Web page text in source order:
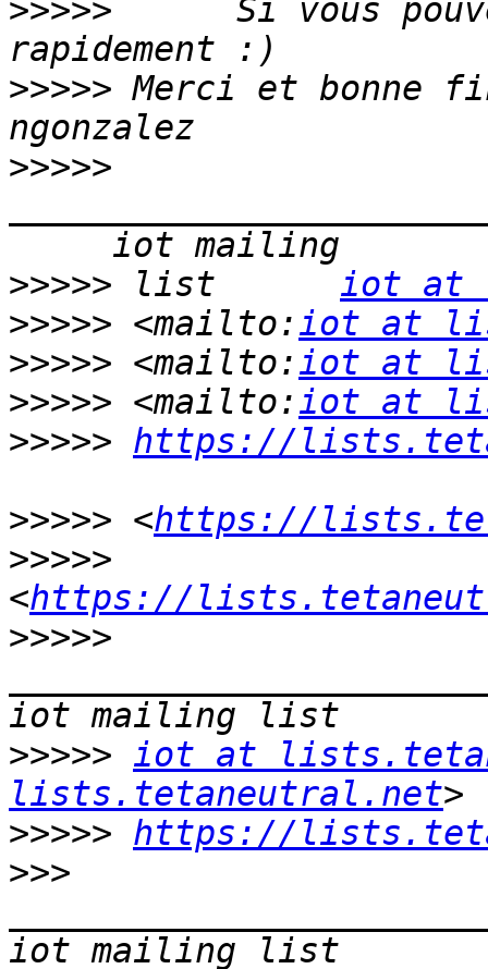
>>>>> Si vous pouvez
>>>>> Merci et
>>>>>
>>>>> list iot at
>>>>> <mailto:iot at
>>>>> <mailto:iot at
>>>>> <mailto:iot at
>>>>> https://
>>>>> <https://
>>>>>
<https://
>>>>>
>>>>> iot at
lists.tetaneutral.net
>>>>> https://
>>>